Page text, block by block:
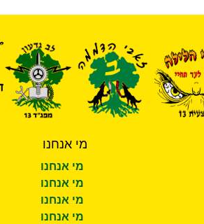
מי אנחנו
מי אנחנו
מי אנחנו
מי אנחנו
מי אנחנו